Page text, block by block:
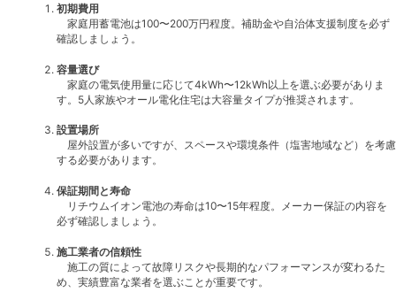
初期費用
家庭用蓄電池は100〜200万円程度。補助金や自治体支援制度を必ず
確認しましょう。
容量選び
家庭の電気使用量に応じて4kWh〜12kWh以上を選ぶ必要がありま
す。5人家族やオール電化住宅は大容量タイプが推奨されます。
設置場所
屋外設置が多いですが、スペースや環境条件（塩害地域など）を考慮
する必要があります。
保証期間と寿命
リチウムイオン電池の寿命は10〜15年程度。メーカー保証の内容を
必ず確認しましょう。
施工業者の信頼性
施工の質によって故障リスクや長期的なパフォーマンスが変わるた
め、実績豊富な業者を選ぶことが重要です。